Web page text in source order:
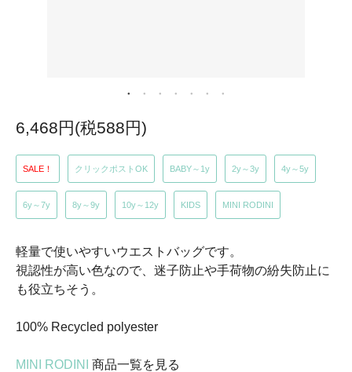
6,468円(税588円)
SALE！ クリックポストOK BABY～1y 2y～3y 4y～5y
6y～7y 8y～9y 10y～12y KIDS MINI RODINI
軽量で使いやすいウエストバッグです。
視認性が高い色なので、迷子防止や手荷物の紛失防止に
も役立ちそう。
100% Recycled polyester
MINI RODINI 商品一覧を見る